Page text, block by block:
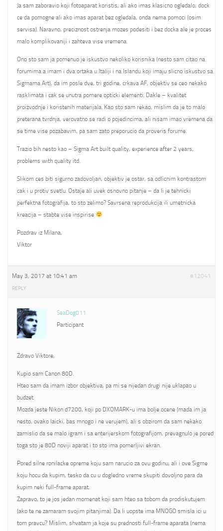
Ja sam zaboravio koji fotoaparat koristis, ali ako imas klasicno ogledalo, dock
ce da pomogne ali ako imas aparat bez ogledala, onda nema pomoci (osim
servisa). Naravno, preciznost ostrenja mozes podesiti i bez docka ale je proces
malo komplikovaniji i zahteva vise vremena.
Ono sto sam ja pomenuo je iskustvo nekoliko korisnika (nesto sam citao na
forumima a imam i dva ortaka u Italiji i na Islandu koji imaju slicno iskustvo sa
Sigmama Art), da im posle dve, tri godine, crkava AF, objektiv se ceo nekako
rasklimata i cak se unutra pomere opticki elementi. Dakle – kvalitet
proizvodnje i koristenih materijala. Kao sto sam rekao, mislim da je to malo
preterana tvrdnja, verovatno se radi o pojedincima, ali nisam imao vremena da
se time vise pozabavim, pa sam zato preporucio da proveris forume.
Trazio bih nesto kao – Sigma Art built quality, experience after 2 years,
problems with quality itd.
Slikom ces biti sigurno zadovoljan, objektiv je ostar, sa odlicnim kontrastom
cak i u protiv svetlu. Ostaje ali uvek osnovno pitanje – da li je tehnicki
perfektna fotografija, to sto zelimo? Savrsena reprodukcija ili umetnicka
kreacija – stabte vise inspirise
Pozdrav iz Milana,
Viktor
May 3, 2017 at 10:41 am #12041
REPLY
SeaDog011
Participant
Zdravo Viktore,
Kupio sam Canon 80D.
Hteo sam da imam izbor objektiva, pa mi se nijedan drugi nije uklapao u
budzet.
Mozda jeste Nikon d7200, koji po DXOMARK-u ima bolje ocene (mada im ja
nesto, ovako laicki, bas mnogo i ne verujem), ali s obzirom da sam nekako
zamislio da se malo igram i sa enterijerskom fotografijom, prevagnulo je pored
toga sto je 80D noviji aparat i to sto ima pomerljivi ekran.
Pored silne ronilacke opreme koju sam narucio za ovu godinu, ali i ove Sigme
koju hocu da kupim, tesko da cu u dogledno vreme skupiti dovoljno para da
kupim neki full-frame aparat.
Zapravo, to je jos jedan momenat koji sam hteo sa tobom da prodiskutujem
(ako te ne zamaram svojim pitanjima). Da li uopste ima MNOGO smisla ici u
tom pravcu? Mislim, shvatam ja koje su prednosti full-frame aparata (nema